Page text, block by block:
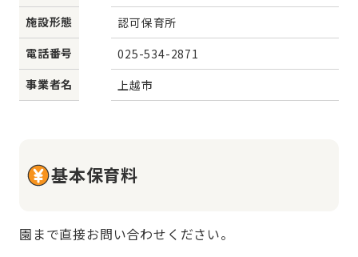
施設形態
認可保育所
電話番号
025-534-2871
事業者名
上越市
基本保育料
園まで直接お問い合わせください。